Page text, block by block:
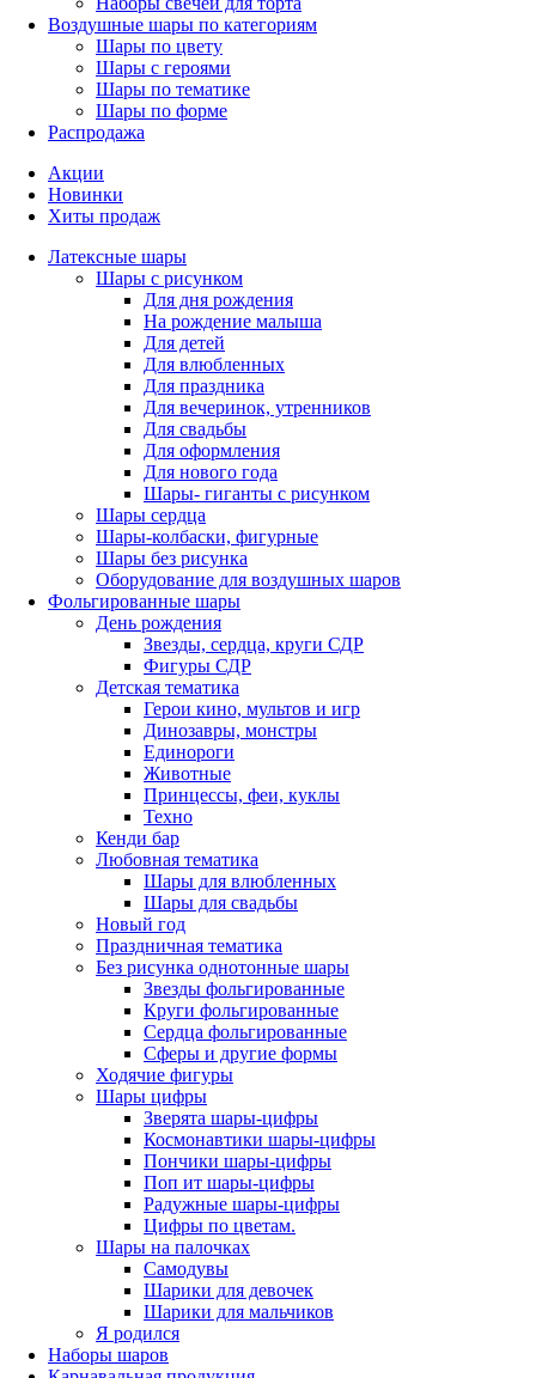
Воздушные шары по категориям
Шары по цвету
Шары с героями
Шары по тематике
Шары по форме
Распродажа
Акции
Новинки
Хиты продаж
Латексные шары
Шары с рисунком
Для дня рождения
На рождение малыша
Для детей
Для влюбленных
Для праздника
Для вечеринок, утренников
Для свадьбы
Для оформления
Для нового года
Шары- гиганты с рисунком
Шары сердца
Шары-колбаски, фигурные
Шары без рисунка
Оборудование для воздушных шаров
Фольгированные шары
День рождения
Звезды, сердца, круги СДР
Фигуры СДР
Детская тематика
Герои кино, мультов и игр
Динозавры, монстры
Единороги
Животные
Принцессы, феи, куклы
Техно
Кенди бар
Любовная тематика
Шары для влюбленных
Шары для свадьбы
Новый год
Праздничная тематика
Без рисунка однотонные шары
Звезды фольгированные
Круги фольгированные
Сердца фольгированные
Сферы и другие формы
Ходячие фигуры
Шары цифры
Зверята шары-цифры
Космонавтики шары-цифры
Пончики шары-цифры
Поп ит шары-цифры
Радужные шары-цифры
Цифры по цветам.
Шары на палочках
Самодувы
Шарики для девочек
Шарики для мальчиков
Я родился
Наборы шаров